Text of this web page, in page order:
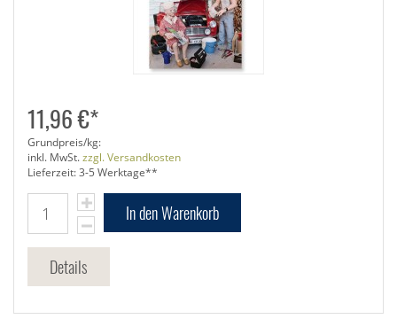
11,96 €*
Grundpreis/kg:
inkl. MwSt.zzgl. Versandkosten
Lieferzeit: 3-5 Werktage**
In den Warenkorb
Details